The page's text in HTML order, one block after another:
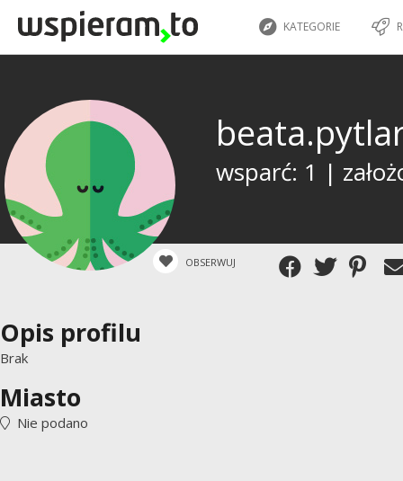
KATEGORIE
wsparć: 1 |
OBSERWUJ
Opis profilu
Brak
Miasto
Nie podano